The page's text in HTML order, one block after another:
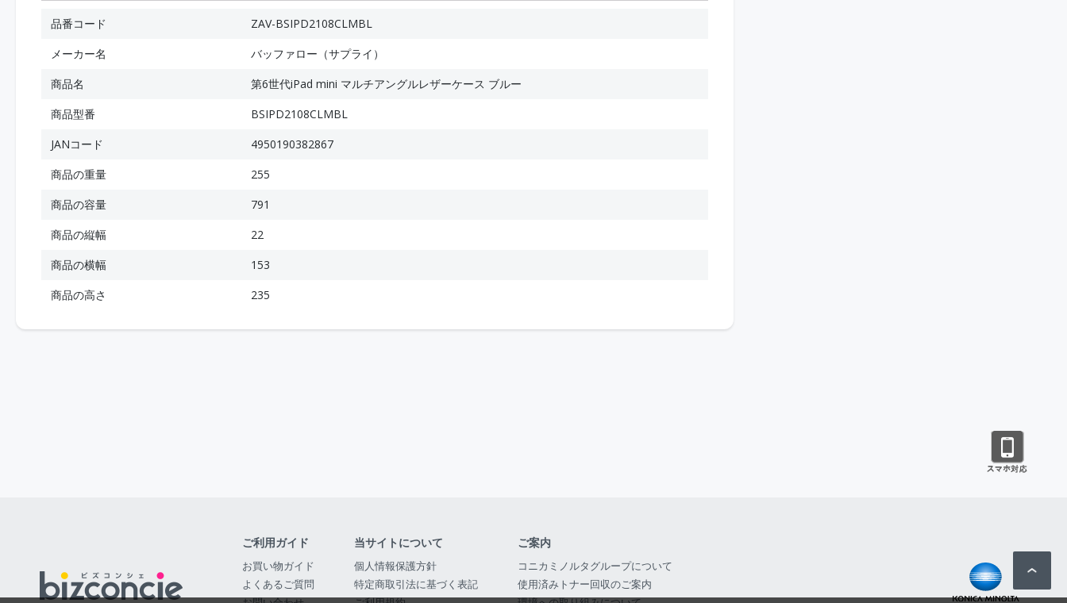
品番コード
ZAV-BSIPD2108CLMBL
メーカー名
バッファロー（サプライ）
商品名
第6世代iPad mini マルチアングルレザーケース ブルー
商品型番
BSIPD2108CLMBL
JANコード
4950190382867
商品の重量
255
商品の容量
791
商品の縦幅
22
商品の横幅
153
商品の高さ
235
ご利用ガイド
お買い物ガイド
よくあるご質問
当サイトについて
個人情報保護方針
特定商取引法に基づく表記
ご案内
コニカミノルタグループについて
使用済みトナー回収のご案内